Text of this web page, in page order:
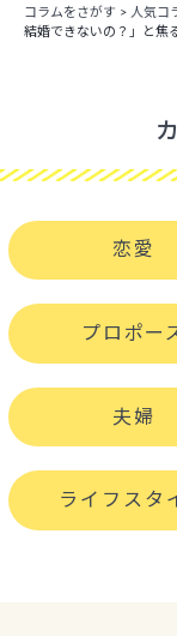
コラムをさがす > 人気コ
結婚できないの？」と焦
恋愛
プロポー
夫婦
ライフスタ